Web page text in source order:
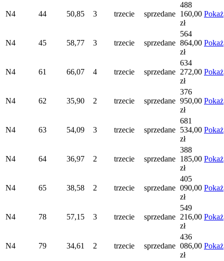
N4 44 50,85 3 trzecie sprzedane
488
160,00
zł
Pokaż
N4 45 58,77 3 trzecie sprzedane
564
864,00
zł
Pokaż
N4 61 66,07 4 trzecie sprzedane
634
272,00
zł
Pokaż
N4 62 35,90 2 trzecie sprzedane
376
950,00
zł
Pokaż
N4 63 54,09 3 trzecie sprzedane
681
534,00
zł
Pokaż
N4 64 36,97 2 trzecie sprzedane
388
185,00
zł
Pokaż
N4 65 38,58 2 trzecie sprzedane
405
090,00
zł
Pokaż
N4 78 57,15 3 trzecie sprzedane
549
216,00
zł
Pokaż
N4 79 34,61 2 trzecie sprzedane
436
086,00
zł
Pokaż